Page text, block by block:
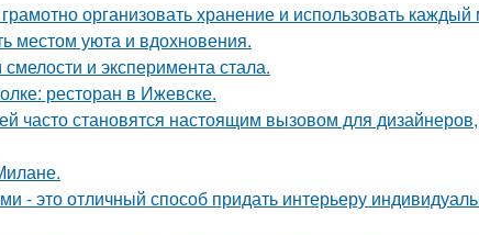
организовать хранение и использовать каждый
местом уюта и вдохновения.
и эксперимента стала.
ресторан в Ижевске.
часто становятся настоящим вызовом для
- это отличный способ придать интерьеру